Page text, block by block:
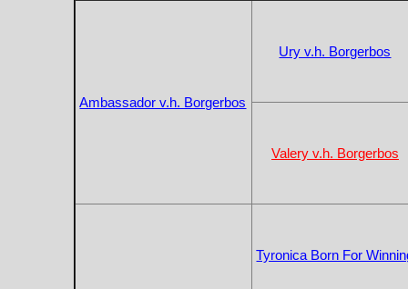
Ambassador v.h. Borgerbos
Ury v.h. Borgerbos
Valery v.h. Borgerbos
Tyronica Born For